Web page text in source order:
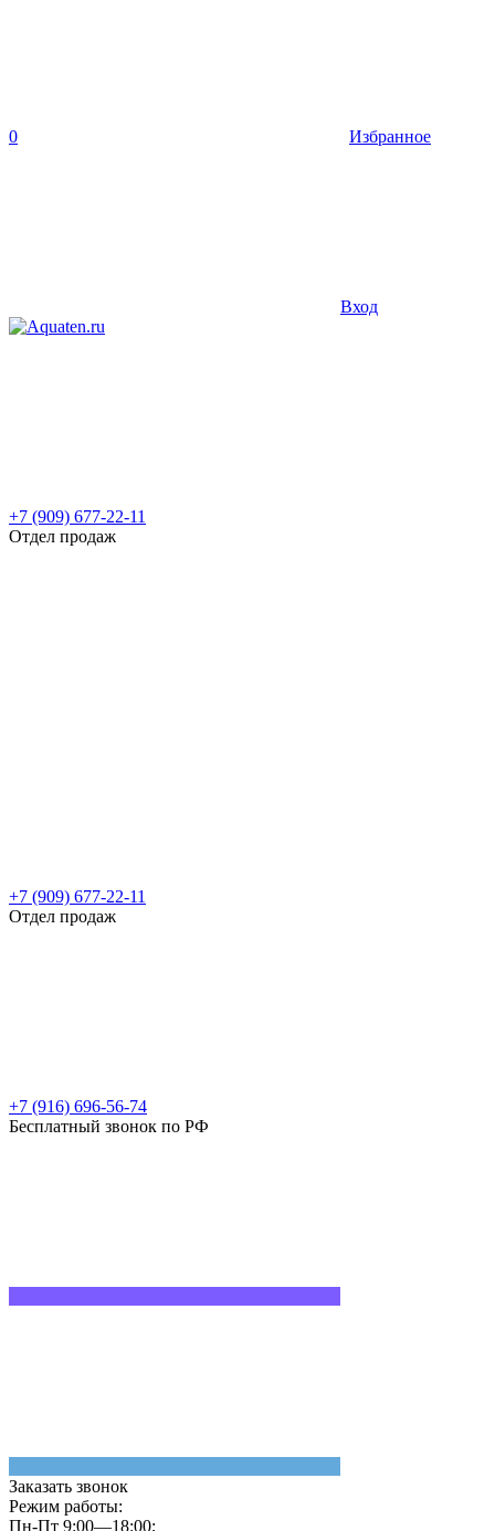
0 Избранное
Вход
+7 (909) 677-22-11
Отдел продаж
+7 (909) 677-22-11
Отдел продаж
+7 (916) 696-56-74
Бесплатный звонок по РФ
Заказать звонок
Режим работы:
Пн-Пт 9:00—18:00;